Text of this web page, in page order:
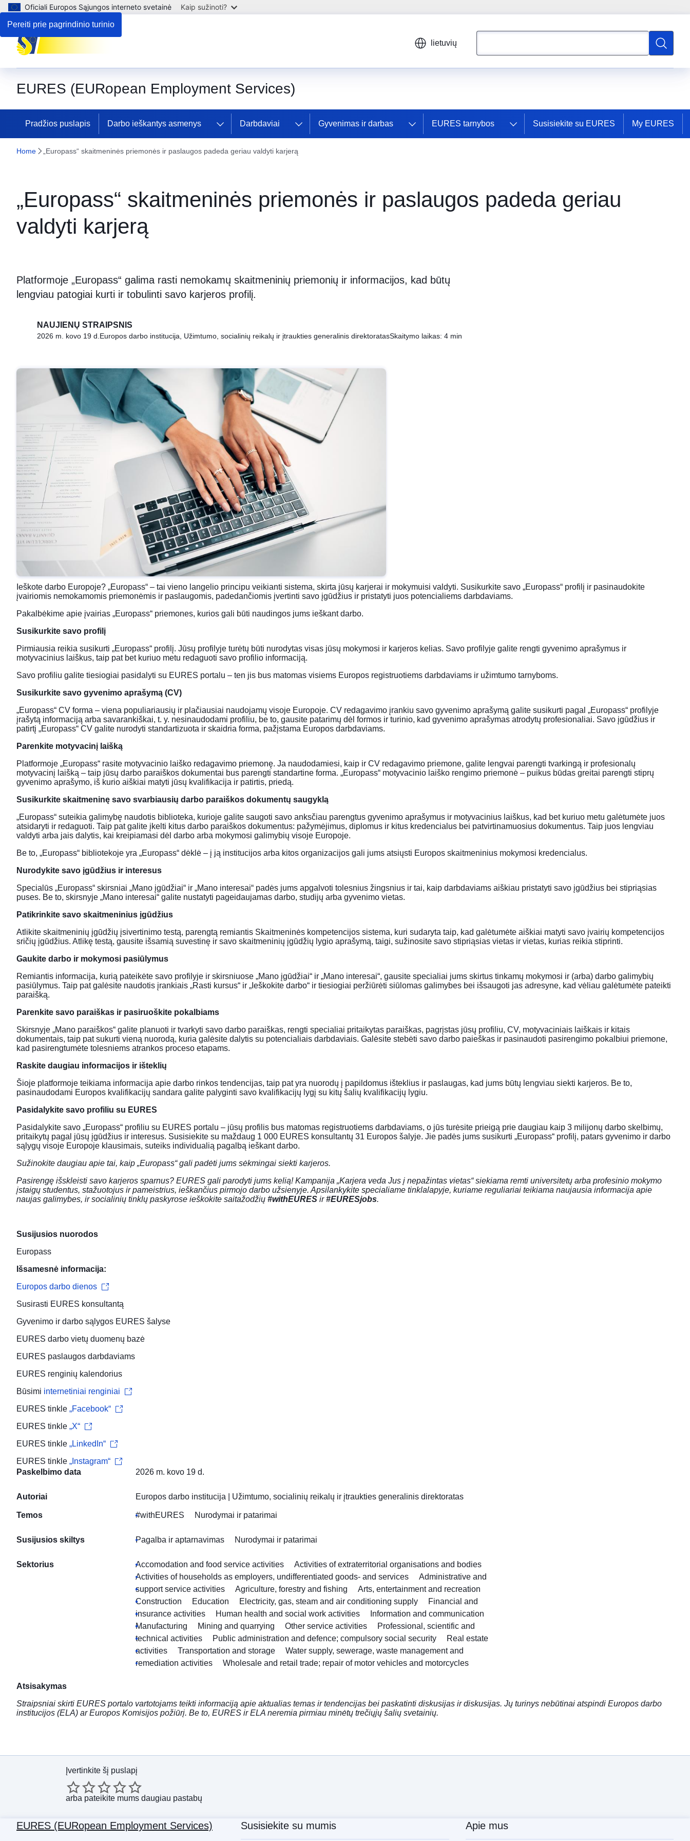
Pereiti prie pagrindinio turinio
Oficiali Europos Sąjungos interneto svetainė Kaip sužinoti?
lietuvių
Paieška
EURES (EURopean Employment Services)
Pradžios puslapis Darbo ieškantys asmenys Darbdaviai Gyvenimas ir darbas EURES tarnybos Susisiekite su EURES My EURES
Home „Europass“ skaitmeninės priemonės ir paslaugos padeda geriau valdyti karjerą
„Europass“ skaitmeninės priemonės ir paslaugos padeda geriau
valdyti karjerą
Platformoje „Europass“ galima rasti nemokamų skaitmeninių priemonių ir informacijos, kad būtų
lengviau patogiai kurti ir tobulinti savo karjeros profilį.
NAUJIENŲ STRAIPSNIS
2026 m. kovo 19 d.Europos darbo institucija, Užimtumo, socialinių reikalų ir įtraukties generalinis direktoratasSkaitymo laikas: 4 min
Ieškote darbo Europoje? „Europass“ – tai vieno langelio principu veikianti sistema, skirta jūsų karjerai ir mokymuisi valdyti. Susikurkite savo „Europass“ profilį ir pasinaudokite
įvairiomis nemokamomis priemonėmis ir paslaugomis, padedančiomis įvertinti savo įgūdžius ir pristatyti juos potencialiems darbdaviams.
Pakalbėkime apie įvairias „Europass“ priemones, kurios gali būti naudingos jums ieškant darbo.
Susikurkite savo profilį
Pirmiausia reikia susikurti „Europass“ profilį. Jūsų profilyje turėtų būti nurodytas visas jūsų mokymosi ir karjeros kelias. Savo profilyje galite rengti gyvenimo aprašymus ir
motyvacinius laiškus, taip pat bet kuriuo metu redaguoti savo profilio informaciją.
Savo profiliu galite tiesiogiai pasidalyti su EURES portalu – ten jis bus matomas visiems Europos registruotiems darbdaviams ir užimtumo tarnyboms.
Susikurkite savo gyvenimo aprašymą (CV)
„Europass“ CV forma – viena populiariausių ir plačiausiai naudojamų visoje Europoje. CV redagavimo įrankiu savo gyvenimo aprašymą galite susikurti pagal „Europass“ profilyje
įrašytą informaciją arba savarankiškai, t. y. nesinaudodami profiliu, be to, gausite patarimų dėl formos ir turinio, kad gyvenimo aprašymas atrodytų profesionaliai. Savo įgūdžius ir
patirtį „Europass“ CV galite nurodyti standartizuota ir skaidria forma, pažįstama Europos darbdaviams.
Parenkite motyvacinį laišką
Platformoje „Europass“ rasite motyvacinio laiško redagavimo priemonę. Ja naudodamiesi, kaip ir CV redagavimo priemone, galite lengvai parengti tvarkingą ir profesionalų
motyvacinį laišką – taip jūsų darbo paraiškos dokumentai bus parengti standartine forma. „Europass“ motyvacinio laiško rengimo priemonė – puikus būdas greitai parengti stiprų
gyvenimo aprašymo, iš kurio aiškiai matyti jūsų kvalifikacija ir patirtis, priedą.
Susikurkite skaitmeninę savo svarbiausių darbo paraiškos dokumentų saugyklą
„Europass“ suteikia galimybę naudotis biblioteka, kurioje galite saugoti savo anksčiau parengtus gyvenimo aprašymus ir motyvacinius laiškus, kad bet kuriuo metu galėtumėte juos
atsidaryti ir redaguoti. Taip pat galite įkelti kitus darbo paraiškos dokumentus: pažymėjimus, diplomus ir kitus kredencialus bei patvirtinamuosius dokumentus. Taip juos lengviau
valdyti arba jais dalytis, kai kreipiamasi dėl darbo arba mokymosi galimybių visoje Europoje.
Be to, „Europass“ bibliotekoje yra „Europass“ dėklė – į ją institucijos arba kitos organizacijos gali jums atsiųsti Europos skaitmeninius mokymosi kredencialus.
Nurodykite savo įgūdžius ir interesus
Specialūs „Europass“ skirsniai „Mano įgūdžiai“ ir „Mano interesai“ padės jums apgalvoti tolesnius žingsnius ir tai, kaip darbdaviams aiškiau pristatyti savo įgūdžius bei stipriąsias
puses. Be to, skirsnyje „Mano interesai“ galite nustatyti pageidaujamas darbo, studijų arba gyvenimo vietas.
Patikrinkite savo skaitmeninius įgūdžius
Atlikite skaitmeninių įgūdžių įsivertinimo testą, parengtą remiantis Skaitmeninės kompetencijos sistema, kuri sudaryta taip, kad galėtumėte aiškiai matyti savo įvairių kompetencijos
sričių įgūdžius. Atlikę testą, gausite išsamią suvestinę ir savo skaitmeninių įgūdžių lygio aprašymą, taigi, sužinosite savo stipriąsias vietas ir vietas, kurias reikia stiprinti.
Gaukite darbo ir mokymosi pasiūlymus
Remiantis informacija, kurią pateikėte savo profilyje ir skirsniuose „Mano įgūdžiai“ ir „Mano interesai“, gausite specialiai jums skirtus tinkamų mokymosi ir (arba) darbo galimybių
pasiūlymus. Taip pat galėsite naudotis įrankiais „Rasti kursus“ ir „Ieškokite darbo“ ir tiesiogiai peržiūrėti siūlomas galimybes bei išsaugoti jas adresyne, kad vėliau galėtumėte pateikti
paraišką.
Parenkite savo paraiškas ir pasiruoškite pokalbiams
Skirsnyje „Mano paraiškos“ galite planuoti ir tvarkyti savo darbo paraiškas, rengti specialiai pritaikytas paraiškas, pagrįstas jūsų profiliu, CV, motyvaciniais laiškais ir kitais
dokumentais, taip pat sukurti vieną nuorodą, kuria galėsite dalytis su potencialiais darbdaviais. Galėsite stebėti savo darbo paieškas ir pasinaudoti pasirengimo pokalbiui priemone,
kad pasirengtumėte tolesniems atrankos proceso etapams.
Raskite daugiau informacijos ir išteklių
Šioje platformoje teikiama informacija apie darbo rinkos tendencijas, taip pat yra nuorodų į papildomus išteklius ir paslaugas, kad jums būtų lengviau siekti karjeros. Be to,
pasinaudodami Europos kvalifikacijų sandara galite palyginti savo kvalifikacijų lygį su kitų šalių kvalifikacijų lygiu.
Pasidalykite savo profiliu su EURES
Pasidalykite savo „Europass“ profiliu su EURES portalu – jūsų profilis bus matomas registruotiems darbdaviams, o jūs turėsite prieigą prie daugiau kaip 3 milijonų darbo skelbimų,
pritaikytų pagal jūsų įgūdžius ir interesus. Susisiekite su maždaug 1 000 EURES konsultantų 31 Europos šalyje. Jie padės jums susikurti „Europass“ profilį, patars gyvenimo ir darbo
sąlygų visoje Europoje klausimais, suteiks individualią pagalbą ieškant darbo.
Sužinokite daugiau apie tai, kaip „Europass“gali padėti jums sėkmingai siekti karjeros.
Pasirengę išskleisti savo karjeros sparnus? EURES gali parodyti jums kelią! Kampanija „Karjera veda Jus į nepažintas vietas“siekiama remti universitetų arba profesinio mokymo
įstaigų studentus, stažuotojus ir pameistrius, ieškančius pirmojo darbo užsienyje. Apsilankykite specialiame tinklalapyje, kuriame reguliariai teikiama naujausia informacija apie
naujas galimybes, ir socialinių tinklų paskyrose ieškokite saitažodžių #withEURES ir#EURESjobs.
Susijusios nuorodos
Europass
Išsamesnė informacija:
Europos darbo dienos
Susirasti EURES konsultantą
Gyvenimo ir darbo sąlygos EURES šalyse
EURES darbo vietų duomenų bazė
EURES paslaugos darbdaviams
EURES renginių kalendorius
Būsimi internetiniai renginiai
EURES tinkle „Facebook“
EURES tinkle „X“
EURES tinkle „LinkedIn“
EURES tinkle „Instagram“
Paskelbimo data
2026 m. kovo 19 d.
Autoriai Europos darbo institucija Užimtumo, socialinių reikalų ir įtraukties generalinis direktoratas
Temos #withEURES Nurodymai ir patarimai
Susijusios skiltys Pagalba ir aptarnavimas Nurodymai ir patarimai
Sektorius Accomodation and food service activities
Activities of extraterritorial organisations and bodies
Activities of households as employers, undifferentiated goods- and services
Administrative and
support service activities
Agriculture, forestry and fishing
Arts, entertainment and recreation
Construction
Education Electricity, gas, steam and air conditioning supply
Financial and
insurance activities
Human health and social work activities
Information and communication
Manufacturing
Mining and quarrying Other service activities
Professional, scientific and
technical activities
Public administration and defence; compulsory social security
Real estate
activities
Transportation and storage
Water supply, sewerage, waste management and
remediation activities
Wholesale and retail trade; repair of motor vehicles and motorcycles
Atsisakymas
Straipsniai skirti EURES portalo vartotojams teikti informaciją apie aktualias temas ir tendencijas bei paskatinti diskusijas ir diskusijas. Jų turinys nebūtinai atspindi Europos darbo
institucijos (ELA) ar Europos Komisijos požiūrį. Be to, EURES ir ELA neremia pirmiau minėtų trečiųjų šalių svetainių.
Įvertinkite šį puslapį
arba pateikite mums daugiau pastabų
EURES (EURopean Employment Services) Susisiekite su mumis Apie mus